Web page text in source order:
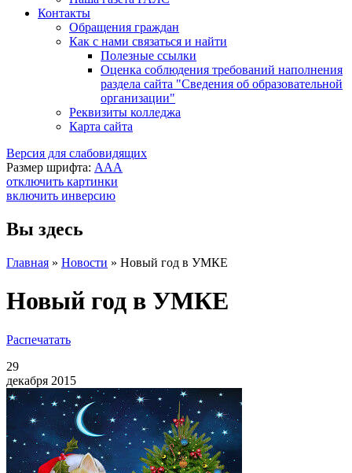
Контакты
Обращения граждан
Как с нами связаться и найти
Полезные ссылки
Оценка соблюдения требований наполнения
раздела сайта "Сведения об образовательной
организации"
Реквизиты колледжа
Карта сайта
Версия для слабовидящих
Размер шрифта: AAA
отключить картинки
включить инверсию
Вы здесь
Главная » Новости » Новый год в УМКЕ
Новый год в УМКЕ
Распечатать
29
декабря 2015